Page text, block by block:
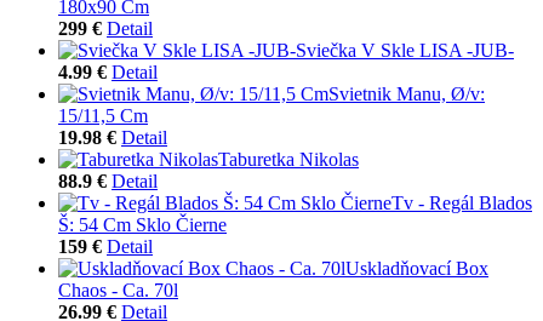
180x90 Cm
299 € Detail
Sviečka V Skle LISA -JUB-
4.99 € Detail
Svietnik Manu, Ø/v:
15/11,5 Cm
19.98 € Detail
Taburetka Nikolas
88.9 € Detail
Tv - Regál Blados
Š: 54 Cm Sklo Čierne
159 € Detail
Uskladňovací Box
Chaos - Ca. 70l
26.99 € Detail